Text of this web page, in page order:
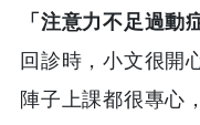
「注意力不足過動
回診時，小文很開
陣子上課都很專心